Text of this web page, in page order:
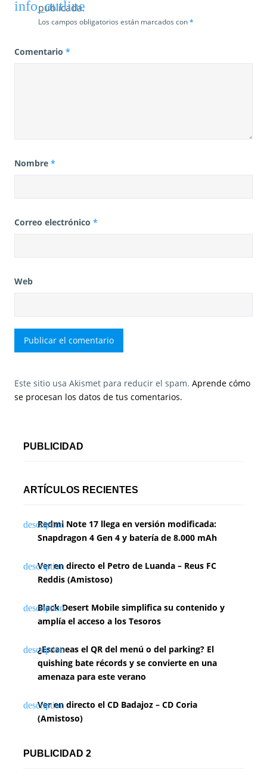
publicada.
Los campos obligatorios están marcados con*
Comentario *
Nombre *
Correo electrónico *
Web
Este sitio usa Akismet para reducir el spam. Aprende cómo
se procesan los datos de tus comentarios.
PUBLICIDAD
ARTÍCULOS RECIENTES
Redmi Note 17 llega en versión modificada:
Snapdragon 4 Gen 4 y batería de 8.000 mAh
Ver en directo el Petro de Luanda – Reus FC
Reddis (Amistoso)
Black Desert Mobile simplifica su contenido y
amplía el acceso a los Tesoros
¿Escaneas el QR del menú o del parking? El
quishing bate récords y se convierte en una
amenaza para este verano
Ver en directo el CD Badajoz – CD Coria
(Amistoso)
PUBLICIDAD 2